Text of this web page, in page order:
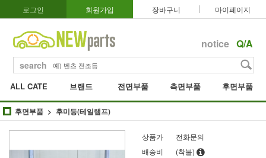
로그인 회원가입 장바구니 마이페이지
notice Q/A
search
ALL CATE 브랜드 전면부품 측면부품 후면부품
후면부품 후미등(테일램프)
상품가
전화문의
배송비
(착불)